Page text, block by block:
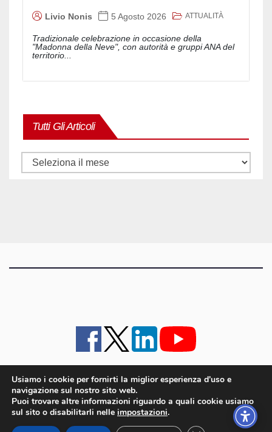
Livio Nonis 5 Agosto 2026 ATTUALITÀ
Tradizionale celebrazione in occasione della
"Madonna della Neve", con autorità e gruppi ANA del
territorio...
Tutti Gli Articoli
Tutti
iMagazine · contatti e staff · lavora con noi
Cookie policy UE
iMagazine è un marchio di proprietà di Goliardica Editrice redazione in via Aquileia 64a,
Usiamo i cookie per fornirti la miglior esperienza d'uso e
navigazione sul nostro sito web.
Puoi trovare altre informazioni riguardo a quali cookie usiamo
sul sito o disabilitarli nelle impostazioni.